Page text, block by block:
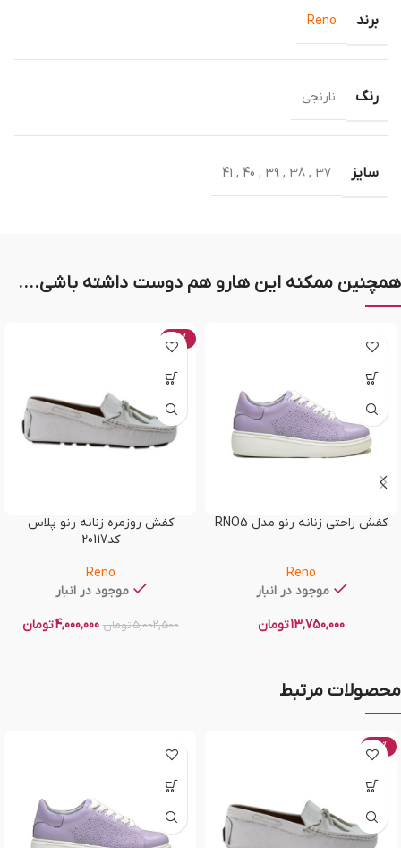
برند Reno
رنگ نارنجی
سایز 37
,
38
,
39
,
40
,
41
همچنین ممکنه این هارو هم دوست داشته باشی....
کفش راحتی زنانه رنو مدل RNO5
Reno
موجود در انبار
13,750,000تومان
-20%
کفش روزمره زنانه رنو پلاس
کد20117
Reno
موجود در انبار
5,002,500تومان 4,000,000تومان
محصولات مرتبط
-20%